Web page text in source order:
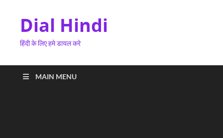
Dial Hindi
हिंदी के लिए हमे डायल करे
MAIN MENU